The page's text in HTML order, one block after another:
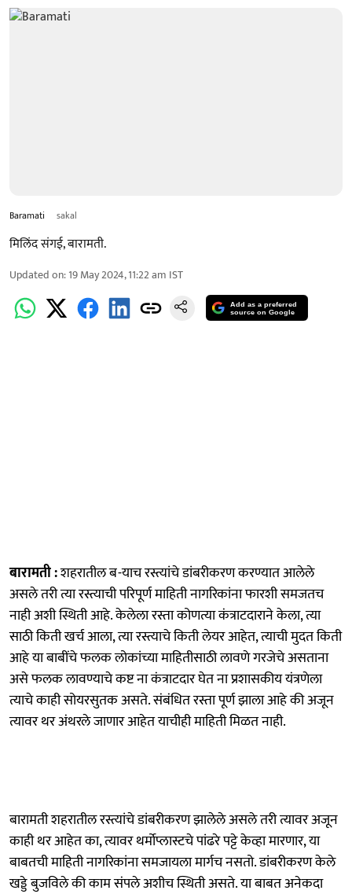
Baramati sakal
मिलिंद संगई, बारामती.
Updated on:19 May 2024, 11:22 am IST
Add as a preferred
source on Google
बारामती :शहरातील ब-याच रस्त्यांचे डांबरीकरण करण्यात आलेले
असले तरी त्या रस्त्याची परिपूर्ण माहिती नागरिकांना फारशी समजतच
नाही अशी स्थिती आहे. केलेला रस्ता कोणत्या कंत्राटदाराने केला, त्या
साठी किती खर्च आला, त्या रस्त्याचे किती लेयर आहेत, त्याची मुदत किती
आहे या बाबींचे फलक लोकांच्या माहितीसाठी लावणे गरजेचे असताना
असे फलक लावण्याचे कष्ट ना कंत्राटदार घेत ना प्रशासकीय यंत्रणेला
त्याचे काही सोयरसुतक असते. संबंधित रस्ता पूर्ण झाला आहे की अजून
त्यावर थर अंथरले जाणार आहेत याचीही माहिती मिळत नाही.
बारामती शहरातील रस्त्यांचे डांबरीकरण झालेले असले तरी त्यावर अजून
काही थर आहेत का, त्यावर थर्मोप्लास्टचे पांढरे पट्टे केव्हा मारणार, या
बाबतची माहिती नागरिकांना समजायला मार्गच नसतो. डांबरीकरण केले
खड्डे बुजविले की काम संपले अशीच स्थिती असते. या बाबत अनेकदा